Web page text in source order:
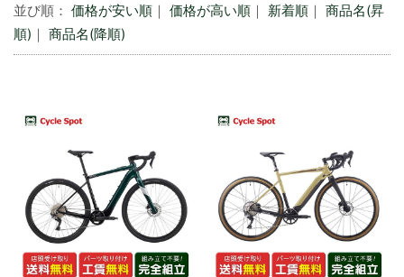
並び順： 価格が安い順 ｜ 価格が高い順 ｜ 新着順 ｜ 商品名(昇
順) ｜ 商品名(降順)